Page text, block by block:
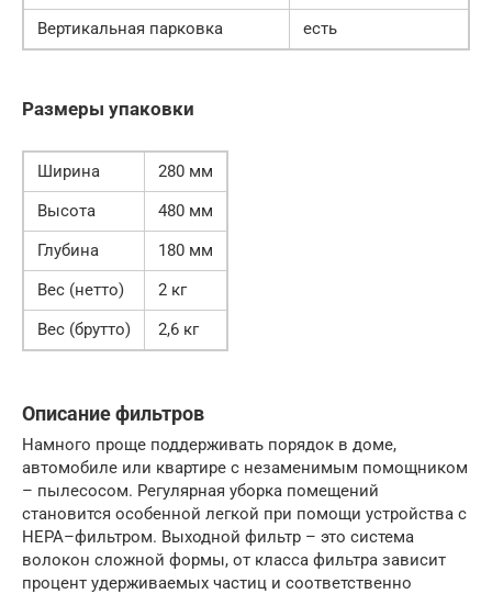
Вертикальная парковка есть
Размеры упаковки
Ширина
280 мм
Высота
480 мм
Глубина
180 мм
Вес (нетто)
2 кг
Вес (брутто)
2,6 кг
Описание фильтров
Намного проще поддерживать порядок в доме,
автомобиле или квартире с незаменимым помощником
– пылесосом. Регулярная уборка помещений
становится особенной легкой при помощи устройства с
НЕРА–фильтром. Выходной фильтр – это система
волокон сложной формы, от класса фильтра зависит
процент удерживаемых частиц и соответственно